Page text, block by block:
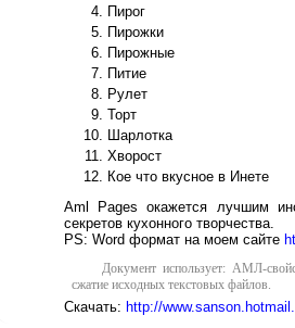
Пирог
Пирожки
Пирожные
Питие
Рулет
Торт
Шарлотка
Хворост
Кое что вкусное в Инете
Аml Pages окажется лучшим
секретов кухонного творчества.
PS: Word формат на моем сайте
Документ использует: АМЛ-
сжатие исходных текстовых файлов.
Скачать: http://